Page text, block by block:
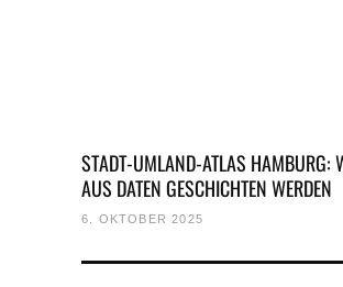
STADT-UMLAND-ATLAS HAMBURG:
AUS DATEN GESCHICHTEN WERDEN
6. OKTOBER 2025